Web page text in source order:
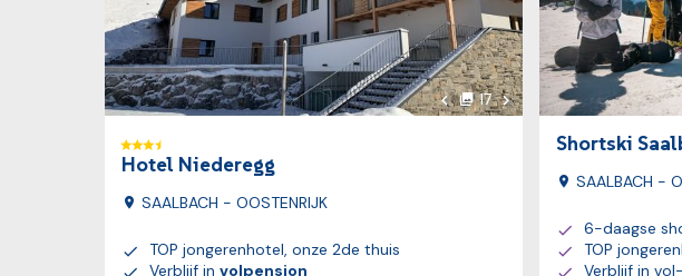
Vorige foto
17
foto's
Volgende foto
Hotel Niederegg
SAALBACH - OOSTENRIJK
TOP jongerenhotel, onze 2de thuis
Verblijf in volpension
Shortski
SAALBACH -
6-daagse
TOP
Verblijf in